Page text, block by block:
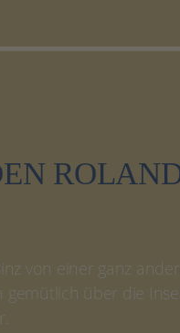
von einer ganz
gemütlich über die Insel